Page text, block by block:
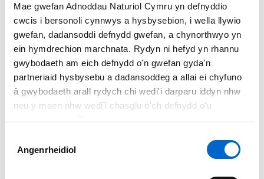
Mae gwefan Adnoddau Naturiol Cymru yn defnyddio
cwcis i bersonoli cynnwys a hysbysebion, i wella llywio
gwefan, dadansoddi defnydd gwefan, a chynorthwyo yn
ein hymdrechion marchnata. Rydyn ni hefyd yn rhannu
gwybodaeth am eich defnydd o'n gwefan gyda'n
partneriaid hysbysebu a dadansoddeg a allai ei chyfuno
â gwybodaeth arall rydych chi wedi'i darparu iddyn nhw
neu y maen nhw wedi'i chasglu o'ch defnydd o'u
gwasanaethau. Polisi cwcis
Caniatâd
Angenrheidiol
hefyd weld bedd y bardd o Gymro, Sion Phillips (cyfoeswr
Shakespeare) a foddodd wrth groesi o Fochras i Landanwg
ym 1620.
Wedi'i adael yn wag ym 1840 pan adeiladwyd eglwys blwyf
newydd yn Harlech, mae eglwys Sant Tanwg yn yn dal i gael
ei defnyddio gyda chefnogaeth leol gref ac yn arddel egni
ysbrydol pwerus.